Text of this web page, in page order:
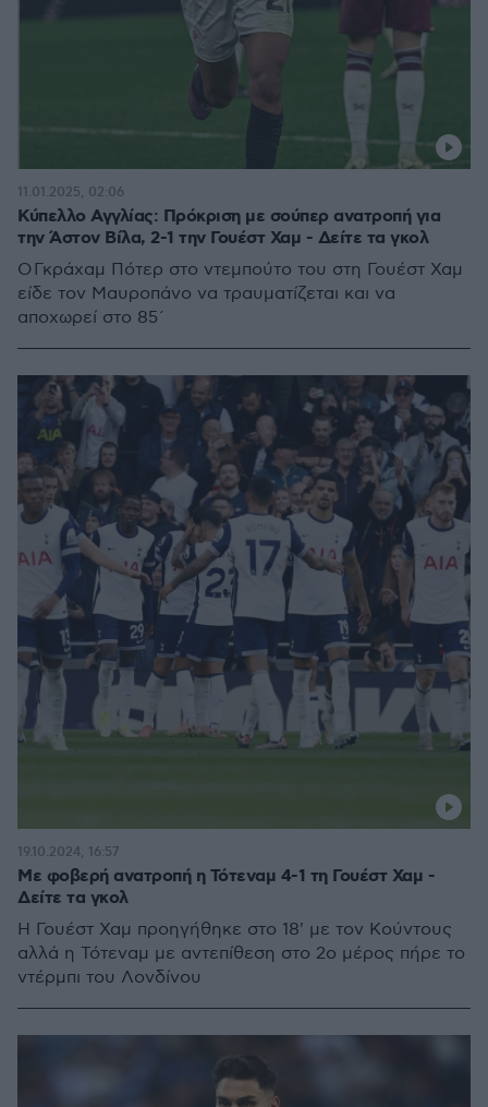
Κύπελλο Αγγλίας: Πρόκριση με σούπερ ανατροπή για
την Άστον Βίλα, 2-1 την Γουέστ Χαμ - Δείτε τα γκολ
O Γκράχαμ Πότερ στο ντεμπούτο του στη Γουέστ Χαμ
είδε τον Μαυροπάνο να τραυματίζεται και να
αποχωρεί στο 85΄
11.01.2025, 02:06
Με φοβερή ανατροπή η Τότεναμ 4-1 τη Γουέστ Χαμ -
Δείτε τα γκολ
Η Γουέστ Χαμ προηγήθηκε στο 18' με τον Κούντους
αλλά η Τότεναμ με αντεπίθεση στο 2ο μέρος πήρε το
ντέρμπι του Λονδίνου
19.10.2024, 16:57